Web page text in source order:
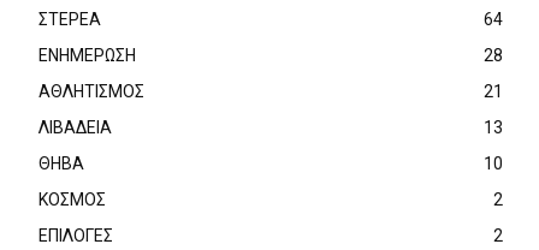
ΣΤΕΡΕΑ
64
ΕΝΗΜΕΡΩΣΗ
28
ΑΘΛΗΤΙΣΜΟΣ
21
ΛΙΒΑΔΕΙΑ
13
ΘΗΒΑ
10
ΚΟΣΜΟΣ
2
ΕΠΙΛΟΓΕΣ
2